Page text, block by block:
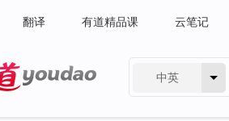
翻译 有道精品课 云笔记
中英